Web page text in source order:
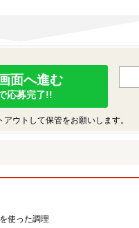
面へ進む
応募完了!!
ウトして保管をお願いします。
使った調理